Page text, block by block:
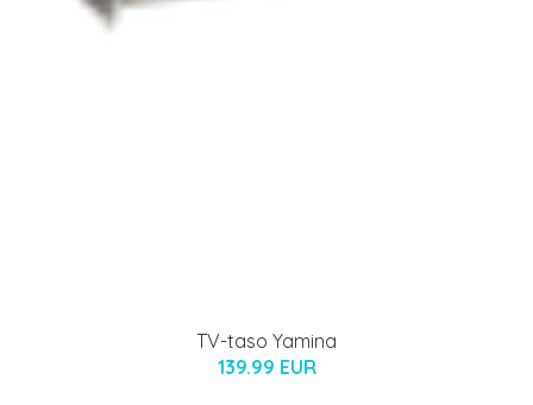
TV-taso Yamina
139.99 EUR